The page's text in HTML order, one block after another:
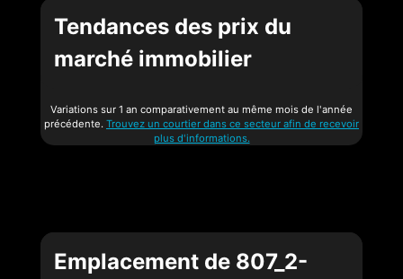
Tendances des prix du
marché immobilier
Variations sur 1 an comparativement au même mois de l'année
précédente. Trouvez un courtier dans ce secteur afin de recevoir
plus d'informations.
Emplacement de 807_2-